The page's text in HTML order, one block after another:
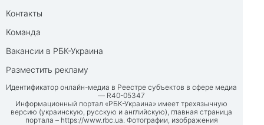
Контакты
Команда
Вакансии в РБК-Украина
Разместить рекламу
Идентификатор онлайн-медиа в Реестре субъектов в сфере медиа
— R40-05347
Информационный портал «РБК-Украина» имеет трехязычную
версию (украинскую, русскую и английскую), главная страница
портала – https://www.rbc.ua. Фотографии, изображения